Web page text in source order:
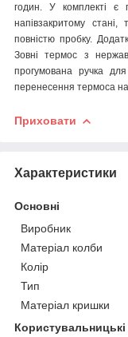
годин. У комплекті є
напівзакритому
повністю пробку.
Зовні термос з
прогумована ручка
перенесення термоса на
Приховати
Характеристики
Основні
Виробник
Матеріал колби
Колір
Тип
Матеріал кришки